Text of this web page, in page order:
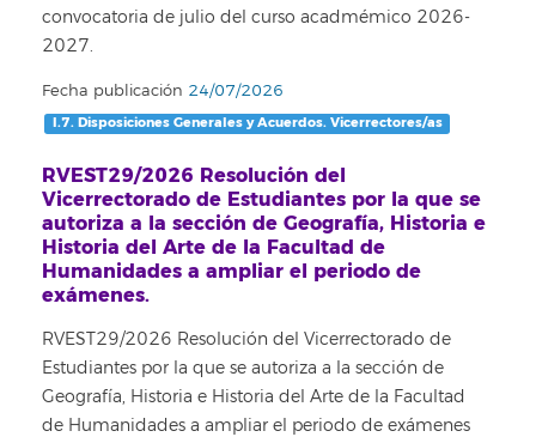
convocatoria de julio del curso acadmémico 2026-
2027.
Fecha publicación 24/07/2026
I.7. Disposiciones Generales y Acuerdos. Vicerrectores/as
RVEST29/2026 Resolución del
Vicerrectorado de Estudiantes por la que se
autoriza a la sección de Geografía, Historia e
Historia del Arte de la Facultad de
Humanidades a ampliar el periodo de
exámenes.
RVEST29/2026 Resolución del Vicerrectorado de
Estudiantes por la que se autoriza a la sección de
Geografía, Historia e Historia del Arte de la Facultad
de Humanidades a ampliar el periodo de exámenes